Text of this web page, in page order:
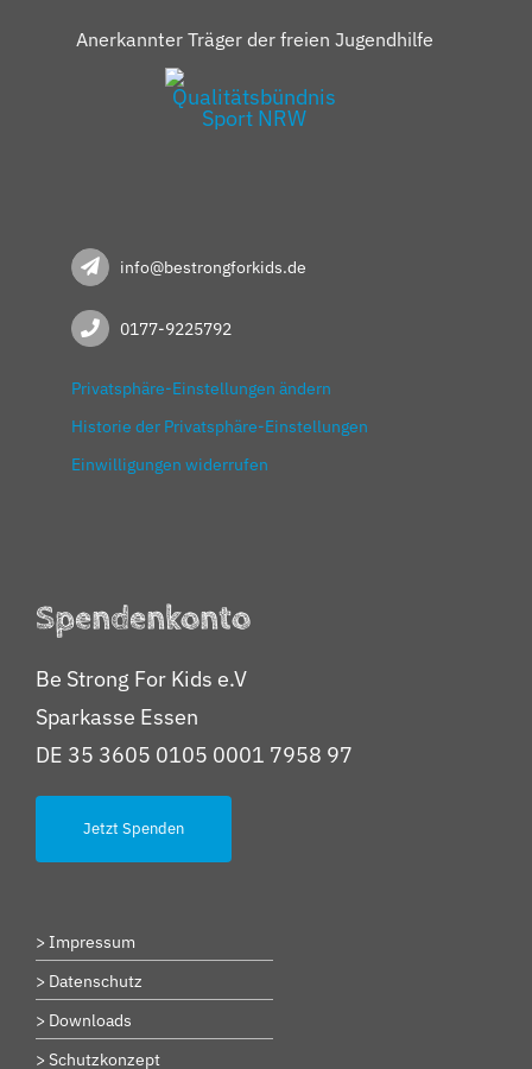
Anerkannter Träger der freien Jugendhilfe
info@bestrongforkids.de
0177-9225792
Privatsphäre-Einstellungen ändern
Historie der Privatsphäre-Einstellungen
Einwilligungen widerrufen
Spendenkonto
Be Strong For Kids e.V
Sparkasse Essen
DE 35 3605 0105 0001 7958 97
Jetzt Spenden
> Impressum
> Datenschutz
> Downloads
> Schutzkonzept